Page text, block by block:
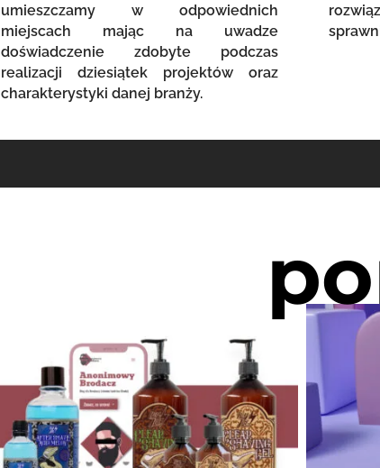
umieszczamy w odpowiednich
miejscach mając na uwadze
doświadczenie zdobyte podczas
realizacji dziesiątek projektów oraz
charakterystyki danej branży.